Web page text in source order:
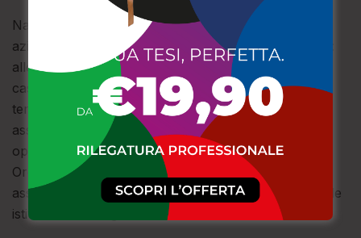
Natale ha tracciato il percorso che si attua mediante
azioni strategiche che l’Ordine intende intraprendere:
alleanza medico – paziente, Ordine dei medici quale
casa per tutti i professionisti (medici di sanità
territoriale, di base, ospedalieri, di continuità
assistenziale, medici in pensione, ma anche medici
operanti nella sanità privata), sinergia con gli altri
Ordini professionali nonché con la stampa e con le
associazioni del territorio, rapporti collaborativi con le
istituzioni e con gli Enti territoriali.